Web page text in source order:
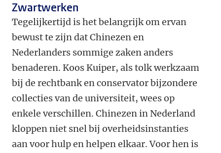
Zwartwerken
Tegelijkertijd is het belangrijk om ervan
bewust te zijn dat Chinezen en
Nederlanders sommige zaken anders
benaderen. Koos Kuiper, als tolk werkzaam
bij de rechtbank en conservator bijzondere
collecties van de universiteit, wees op
enkele verschillen. Chinezen in Nederland
kloppen niet snel bij overheidsinstanties
aan voor hulp en helpen elkaar. Voor hen is